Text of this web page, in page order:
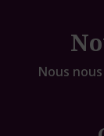
Nous